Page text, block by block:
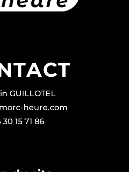
GUILLOTEL
heure.com
30 15 71 86